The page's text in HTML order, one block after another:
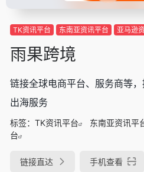
TK资讯平台 东南亚资讯平台 亚马逊
雨果跨境
链接全球电商平台、服务商等
出海服务
标签： TK资讯平台 东南亚资讯平
台
链接直达 手机查看